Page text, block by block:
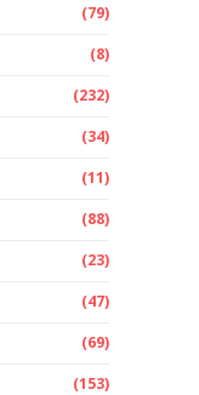
(79)
(8)
(232)
(34)
(11)
(88)
(23)
(47)
(69)
(153)